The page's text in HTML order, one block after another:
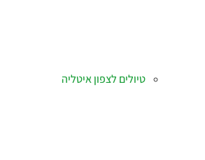
טיולים לצפון איטליה